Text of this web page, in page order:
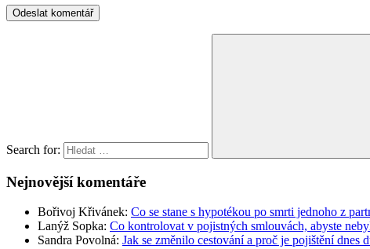
Search for:
Nejnovější komentáře
Bořivoj Křivánek: Co se stane s hypotékou po smrti jednoho z
Lanýž Sopka: Co kontrolovat v pojistných smlouvách, abyste
Sandra Povolná: Jak se změnilo cestování a proč je pojištění dnes